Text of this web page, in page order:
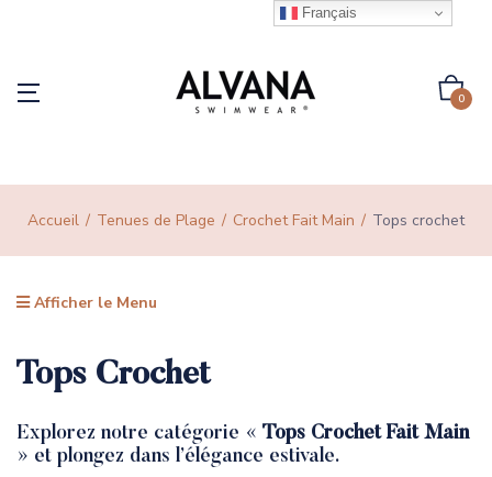
0
Accueil Tenues de Plage Crochet Fait Main Tops crochet
Afficher le Menu
Tops Crochet
Explorez notre catégorie « Tops Crochet Fait Main
» et plongez dans l’élégance estivale.
Français